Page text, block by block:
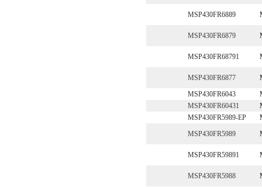
MSP430FR6889
MSP430FR6879
MSP430FR68791
MSP430FR6877
MSP430FR6043
MSP430FR60431
MSP430FR5989-EP
MSP430FR5989
MSP430FR59891
MSP430FR5988